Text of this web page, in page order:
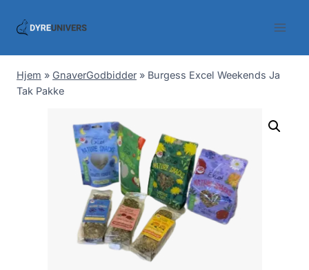
Hjem » GnaverGodbidder » Burgess Excel Weekends Ja
Tak Pakke